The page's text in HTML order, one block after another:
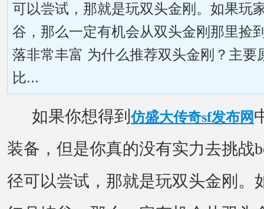
可以尝试，那就是玩双头金刚。如果玩
谷，那么一定有机会从双头金刚那里捡
落非常丰富 为什么推荐双头金刚？主要
比...
如果你想得到仿盛大传奇sf发布网
装备，但是你真的没有实力去挑战
径可以尝试，那就是玩双头金刚。